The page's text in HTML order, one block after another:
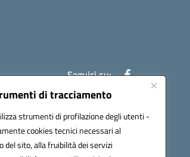
di tracciamento
strumenti di profilazione degli utenti -
cookies tecnici necessari al
sito, alla fruibilità dei servizi
Seguici su: